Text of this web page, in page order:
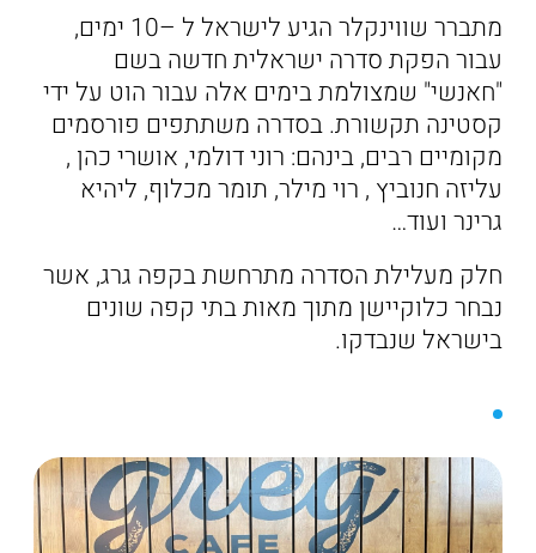
מתברר שווינקלר הגיע לישראל ל –10 ימים,
עבור הפקת סדרה ישראלית חדשה בשם
"חאנשי" שמצולמת בימים אלה עבור הוט על ידי
קסטינה תקשורת. בסדרה משתתפים פורסמים
מקומיים רבים, בינהם: רוני דולמי, אושרי כהן ,
עליזה חנוביץ , רוי מילר, תומר מכלוף, ליהיא
גרינר ועוד…
חלק מעלילת הסדרה מתרחשת בקפה גרג, אשר
נבחר כלוקיישן מתוך מאות בתי קפה שונים
בישראל שנבדקו.
תל אביב